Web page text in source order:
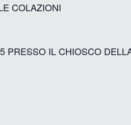
COLAZIONI
PRESSO IL CHIOSCO